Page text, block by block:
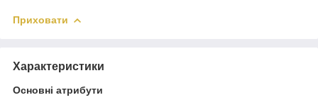
Приховати
Характеристики
Основні атрибути